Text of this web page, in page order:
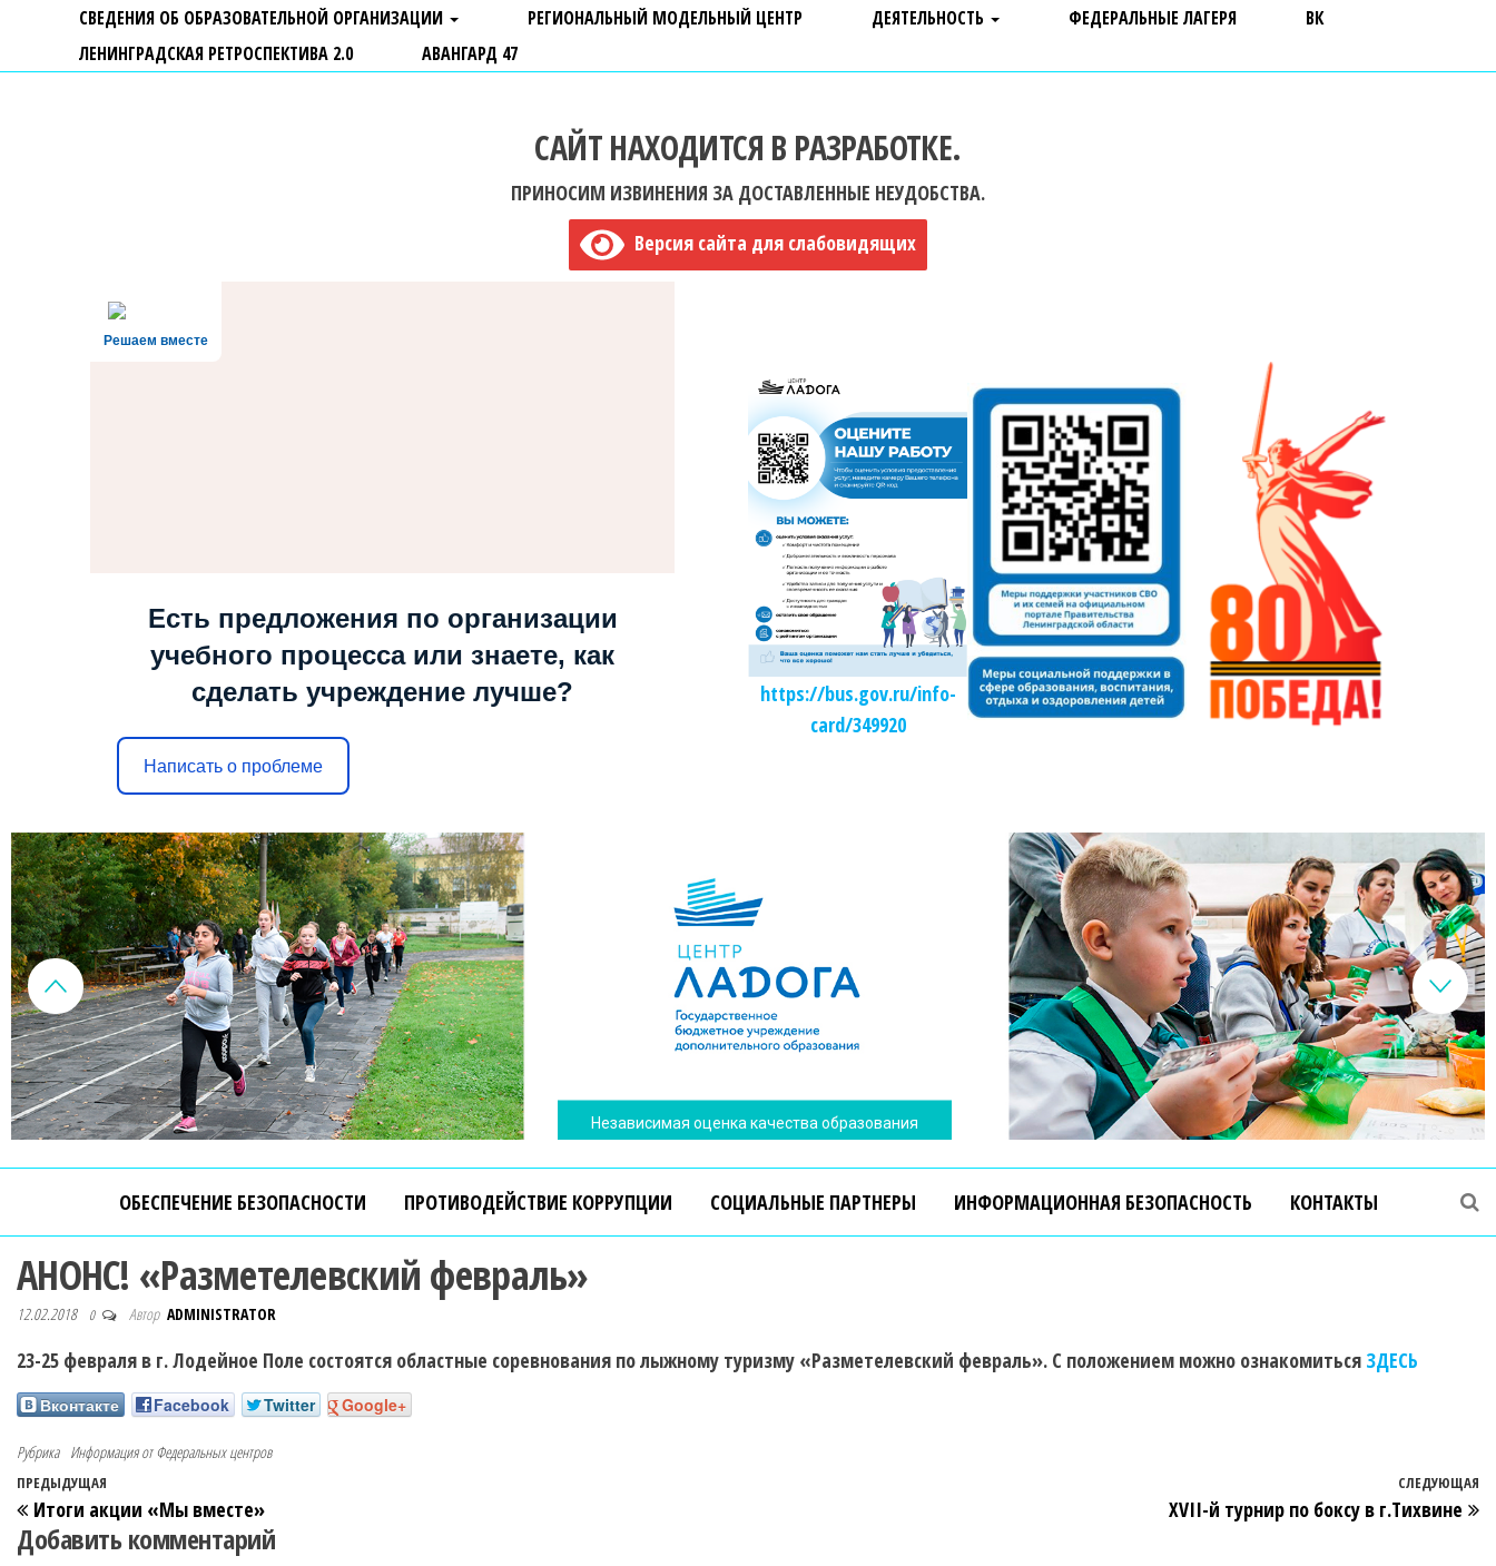
СВЕДЕНИЯ ОБ ОБРАЗОВАТЕЛЬНОЙ ОРГАНИЗАЦИИ РЕГИОНАЛЬНЫЙ МОДЕЛЬНЫЙ ЦЕНТР ДЕЯТЕЛЬНОСТЬ ФЕДЕРАЛЬНЫЕ ЛАГЕРЯ
ВК
ЛЕНИНГРАДСКАЯ РЕТРОСПЕКТИВА 2.0
АВАНГАРД 47
САЙТ НАХОДИТСЯ В РАЗРАБОТКЕ.
ПРИНОСИМ ИЗВИНЕНИЯ ЗА ДОСТАВЛЕННЫЕ НЕУДОБСТВА.
Версия сайта для слабовидящих
Решаем вместе
Есть предложения по организации
учебного процесса или знаете, как
сделать учреждение лучше?
Написать о проблеме
https://bus.gov.ru/info-
card/349920
Независимая оценка качества образования
ОБЕСПЕЧЕНИЕ БЕЗОПАСНОСТИ ПРОТИВОДЕЙСТВИЕ КОРРУПЦИИ СОЦИАЛЬНЫЕ ПАРТНЕРЫ ИНФОРМАЦИОННАЯ БЕЗОПАСНОСТЬ КОНТАКТЫ
АНОНС! «Разметелевский февраль»
12.02.2018 0 Автор ADMINISTRATOR
23-25 февраля в г. Лодейное Поле состоятся областные соревнования по лыжному туризму «Разметелевский февраль». С положением можно ознакомиться ЗДЕСЬ
Вконтакте Facebook Twitter Google+
Рубрика Информация от Федеральных центров
ПРЕДЫДУЩАЯ
Итоги акции «Мы вместе»
СЛЕДУЮЩАЯ
XVII-й турнир по боксу в г.Тихвине
Добавить комментарий